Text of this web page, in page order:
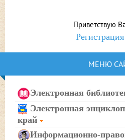
Приветствую
Регистрация
МЕНЮ
Электронная
Электронная
край
Информационно-